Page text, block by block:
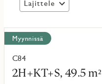
Lajittele
Näytä
kaikki
kohteet
Myynnissä
C84
2H+KT+S, 49.5 m²
Lue
lisää
kohteesta